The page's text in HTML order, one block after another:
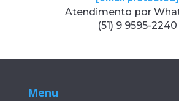
Atendimento por
(51) 9 9595-2240
Menu